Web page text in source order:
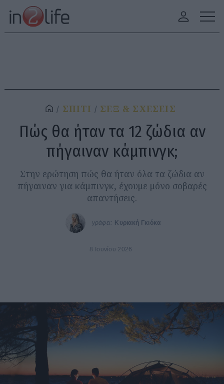
ΣΠΙΤΙ ΣΕΞ & ΣΧΕΣΕΙΣ
Πώς θα ήταν τα 12 ζώδια αν
πήγαιναν κάμπινγκ;
Στην ερώτηση πώς θα ήταν όλα τα ζώδια αν
πήγαιναν για κάμπινγκ, έχουμε μόνο σοβαρές
απαντήσεις.
γράφει: Κυριακή Γκιόκα
8 Ιουνίου 2026